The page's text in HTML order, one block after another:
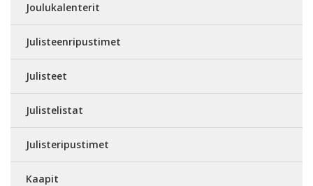
Joulukalenterit
Julisteenripustimet
Julisteet
Julistelistat
Julisteripustimet
Kaapit